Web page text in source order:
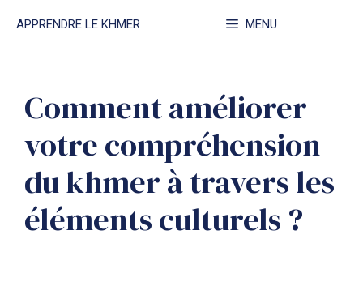
APPRENDRE LE KHMER MENU
Comment améliorer
votre compréhension
du khmer à travers les
éléments culturels ?